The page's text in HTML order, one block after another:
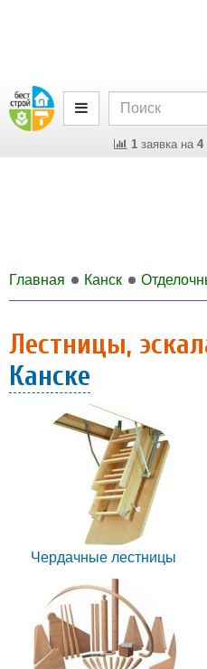
1заявка на 4
Главная Канск
Лестницы,
Канске
Чердачные лестницы